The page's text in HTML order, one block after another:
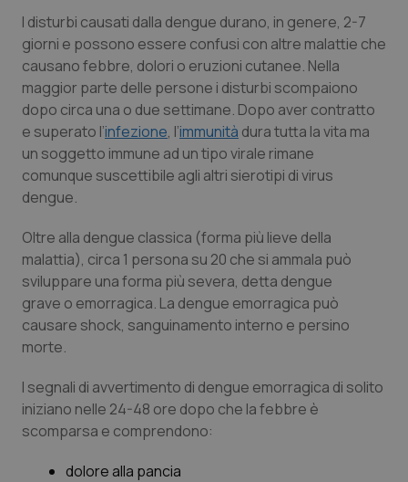
Sardegna
Sicilia
Toscana
Umbria
Veneto
Malattia di Crohn & Rettocolite Ulcerosa
Neuroscienze & patologie neurodegenerative
Obesità
Oftalmologia
Oncoematologia
Oncologia & Nutrizione
Quotidiano Cardiologia
Quotidiano Chirurgia
I disturbi causati dalla dengue durano, in genere, 2-7
giorni e possono essere confusi con altre malattie che
causano febbre, dolori o eruzioni cutanee. Nella
maggior parte delle persone i disturbi scompaiono
dopo circa una o due settimane. Dopo aver contratto
e superato l’infezione, l’immunità dura tutta la vita ma
un soggetto immune ad un tipo virale rimane
comunque suscettibile agli altri sierotipi di virus
dengue.
Oltre alla dengue classica (forma più lieve della
malattia), circa 1 persona su 20 che si ammala può
sviluppare una forma più severa, detta dengue
grave o emorragica. La dengue emorragica può
causare shock, sanguinamento interno e persino
morte.
I segnali di avvertimento di dengue emorragica di solito
iniziano nelle 24-48 ore dopo che la febbre è
scomparsa e comprendono:
dolore alla pancia